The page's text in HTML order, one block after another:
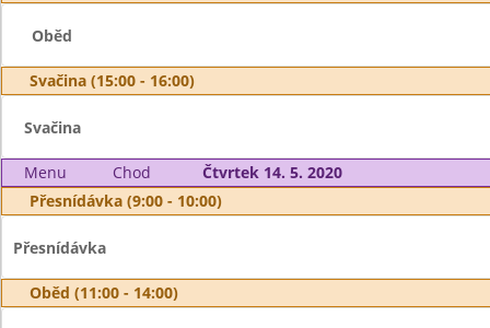
Oběd
Svačina (15:00 - 16:00)
Svačina
Menu Chod
Čtvrtek 14. 5. 2020
Přesnídávka (9:00 - 10:00)
Přesnídávka
Oběd (11:00 - 14:00)